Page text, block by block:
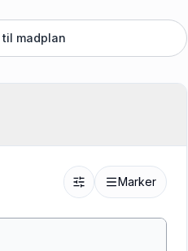
til madplan
Marker